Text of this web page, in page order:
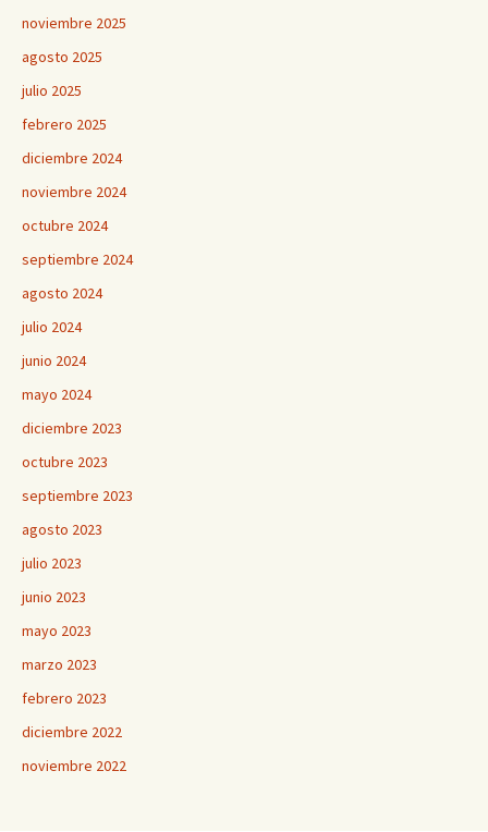
noviembre 2025
agosto 2025
julio 2025
febrero 2025
diciembre 2024
noviembre 2024
octubre 2024
septiembre 2024
agosto 2024
julio 2024
junio 2024
mayo 2024
diciembre 2023
octubre 2023
septiembre 2023
agosto 2023
julio 2023
junio 2023
mayo 2023
marzo 2023
febrero 2023
diciembre 2022
noviembre 2022